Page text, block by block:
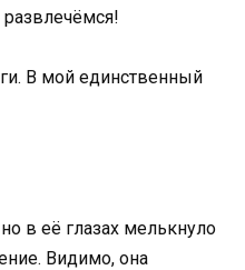
В мой единственный
в её глазах мелькнуло
Видимо, она